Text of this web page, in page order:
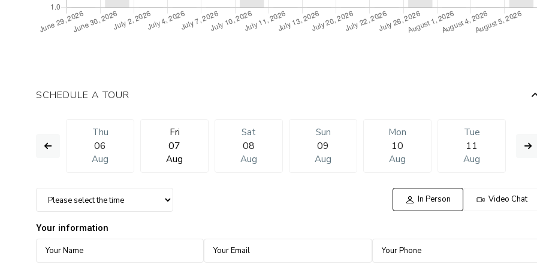
SCHEDULE A TOUR
Thu
06
Aug
Fri
07
Aug
Sat
08
Aug
Sun
09
Aug
Mon
10
Aug
Tue
11
Aug
In Person Video Chat
Your information